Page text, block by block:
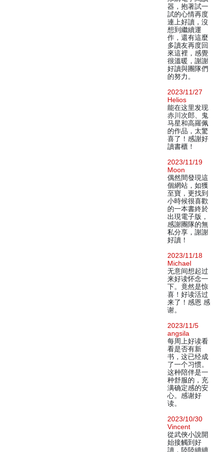
器，抱著試一
試的心情再度
連上好讀，沒
想到繼續運
作，還有這麼
多讀友再度回
來這裡，感覺
很溫暖，謝謝
好讀與團隊們
的努力。
2023/11/27
Helios
能在这里发现
赤川次郎、鬼
马星和高羅佩
的作品，太驚
喜了！感謝好
讀書櫃！
2023/11/19
Moon
偶然間發現這
個網站，如獲
至寶，更找到
小時候很喜歡
的一本書終於
出現電子版，
感謝團隊的無
私分享，謝謝
好讀！
2023/11/18
Michael
无意间想起过
来好读怀念一
下。竟然是惊
喜！好读活过
来了！感恩 感
谢。
2023/11/5
angsila
每周上好读看
看是否有新
书，这已经成
了一个习惯。
这种陪伴是一
种舒服的，充
满确定感的安
心。感谢好
读。
2023/10/30
Vincent
從武俠小說開
始接觸到好
讀，陸陸續續